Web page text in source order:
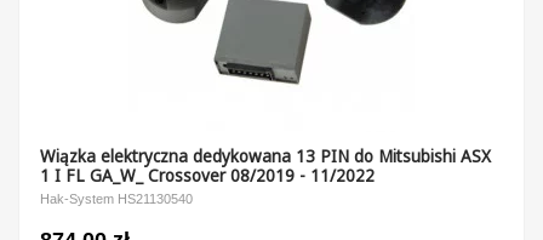
Wiązka elektryczna dedykowana 13 PIN do Mitsubishi ASX
1 I FL GA_W_ Crossover 08/2019 - 11/2022
Hak-System HS21130540